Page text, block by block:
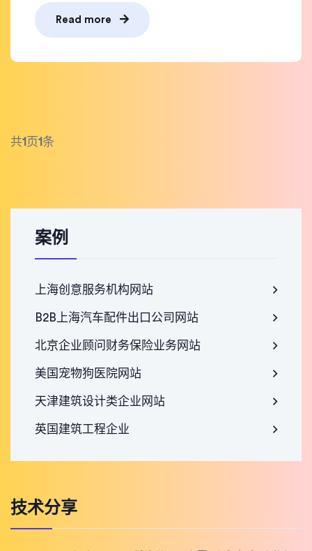
Read more
共1 页1条
案例
上海创意服务机构网站
B2B上海汽车配件出口公司网站
北京企业顾问财务保险业务网站
美国宠物狗医院网站
天津建筑设计类企业网站
英国建筑工程企业
技术分享